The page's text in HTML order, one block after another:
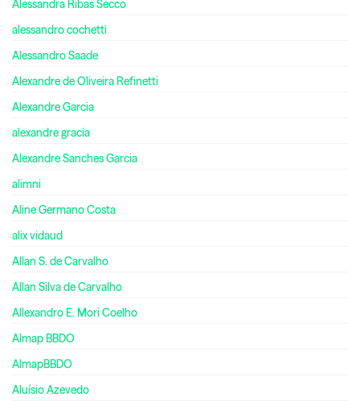
Alessandra Ribas Secco
alessandro cochetti
Alessandro Saade
Alexandre de Oliveira Refinetti
Alexandre Garcia
alexandre gracia
Alexandre Sanches Garcia
alimni
Aline Germano Costa
alix vidaud
Allan S. de Carvalho
Allan Silva de Carvalho
Allexandro E. Mori Coelho
Almap BBDO
AlmapBBDO
Aluísio Azevedo